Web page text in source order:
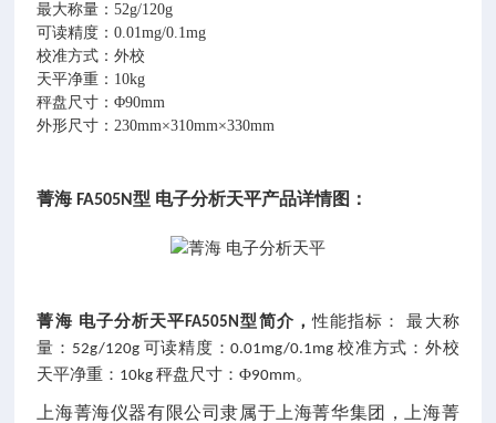
最大称量：52g/120g
可读精度：0.01mg/0.1mg
校准方式：外校
天平净重： 10kg
秤盘尺寸：Φ90mm
外形尺寸：230mm×310mm×330mm
菁海 FA505N型 电子分析天平产品详情图 ：
菁海 电子分析天平FA505N型简介，性能指标：
最大称
量： 52g/120g 可读精度：0.01mg/0.1mg校准方式：外校
天平净重： 10kg秤盘尺寸：Φ90mm 。
上海菁海仪器有限公司隶属于上海菁华集团，上海菁